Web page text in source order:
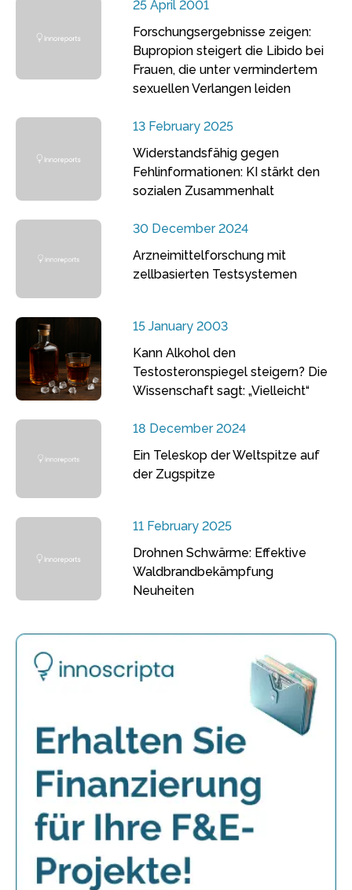
25 April 2001
Forschungsergebnisse zeigen:
Bupropion steigert die Libido bei
Frauen, die unter vermindertem
sexuellen Verlangen leiden
13 February 2025
Widerstandsfähig gegen
Fehlinformationen: KI stärkt den
sozialen Zusammenhalt
30 December 2024
Arzneimittelforschung mit
zellbasierten Testsystemen
15 January 2003
Kann Alkohol den
Testosteronspiegel steigern? Die
Wissenschaft sagt: „Vielleicht“
18 December 2024
Ein Teleskop der Weltspitze auf
der Zugspitze
11 February 2025
Drohnen Schwärme: Effektive
Waldbrandbekämpfung
Neuheiten